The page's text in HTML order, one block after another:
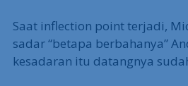
Saat inflection point terjadi,
sadar “betapa berbahanya”
kesadaran itu datangnya